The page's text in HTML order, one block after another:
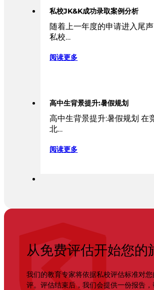
私校JK&K成功录取案例分析
随着上一年度的申请进入尾
私校…
阅读更多
高中生背景提升:暑假规划
高中生背景提升:暑假规划 在
北…
阅读更多
从免费评估开始您的
我们的教育专家将依据私校评估标准对
评。评估结束后，我们会提供一份报告